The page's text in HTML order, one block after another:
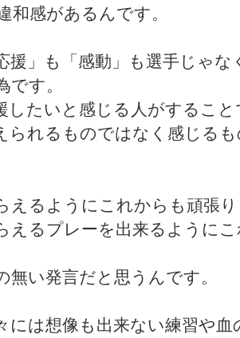
和感があるんです。
援」も「感動」も選手じゃ
です。
したいと感じる人がするこ
られるものではなく感じる
えるようにこれからも頑張
えるプレーを出来るように
無い発言だと思うんです。
には想像も出来ない練習や